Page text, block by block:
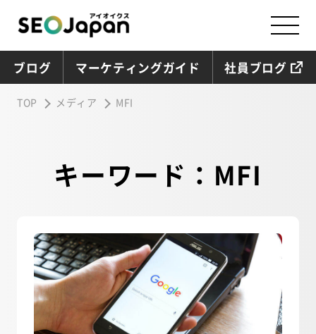
ブログ マーケティングガイド 社員ブログ
TOP メディア MFI
キーワード：MFI